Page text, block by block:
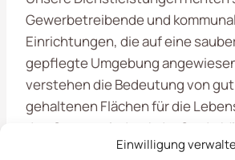
Einwilligung
Gewerbetreibende und
Einrichtungen, die auf eine
gepflegte Umgebung
verstehen die Bedeutung von
gehaltenen Flächen für die
den Gesamteindruck der Stadt.
Technik und erfahrenem